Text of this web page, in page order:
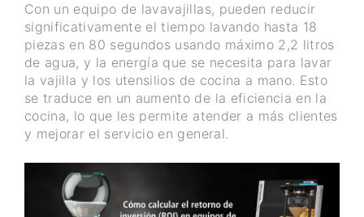
Con un equipo de lavavajillas, pueden reducir
significativamente el tiempo lavando hasta 18
piezas en 80 segundos usando máximo 2,2 litros
de agua, y la energía que se necesita para lavar
la vajilla y los utensilios de cocina a mano. Esto
se traduce en un aumento de la eficiencia en la
cocina, lo que les permite atender a más clientes
y mejorar el servicio en general.